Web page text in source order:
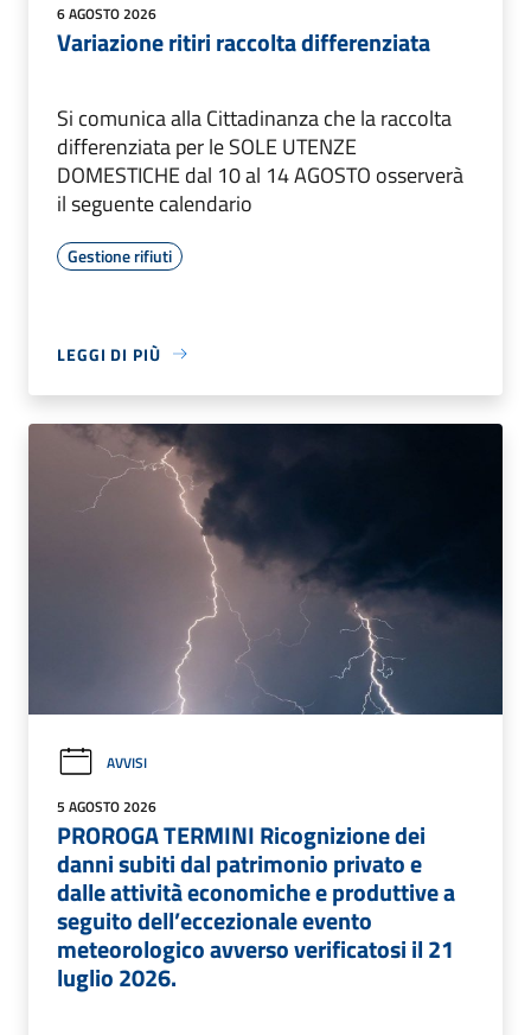
6 AGOSTO 2026
Variazione ritiri raccolta differenziata
Si comunica alla Cittadinanza che la raccolta
differenziata per le SOLE UTENZE
DOMESTICHE dal 10 al 14 AGOSTO osserverà
il seguente calendario
Gestione rifiuti
LEGGI DI PIÙ
AVVISI
5 AGOSTO 2026
PROROGA TERMINI Ricognizione dei
danni subiti dal patrimonio privato e
dalle attività economiche e produttive a
seguito dell’eccezionale evento
meteorologico avverso verificatosi il 21
luglio 2026.